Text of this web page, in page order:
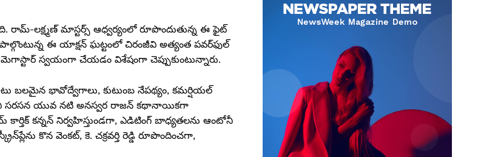
రామ్-లక్ష్మణ్ మాస్టర్స్ ఆధ్వర్యంలో రూపొందుతున్న ఈ ఫైట్
ఈ యాక్షన్ ఘట్టంలో చిరంజీవి అత్యంత పవర్‌ఫుల్
మెగాస్టార్ స్వయంగా చేయడం విశేషంగా చెప్పుకుంటున్నారు.
బలమైన భావోద్వేగాలు, కుటుంబ నేపథ్యం, కమర్షియల్
సరసన యువ నటి అనస్వర రాజన్ కథానాయికగా
కన్నన్ నిర్వహిస్తుండగా, ఎడిటింగ్ బాధ్యతలను ఆంటోనీ
కొన వెంకట్, కె. చక్రవర్తి రెడ్డి రూపొందించగా,